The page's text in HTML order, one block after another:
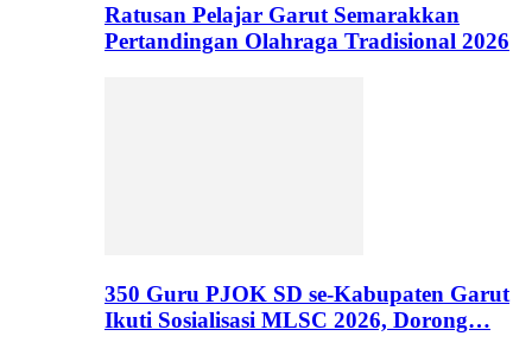
Ratusan Pelajar Garut Semarakkan
Pertandingan Olahraga Tradisional 2026
350 Guru PJOK SD se-Kabupaten Garut
Ikuti Sosialisasi MLSC 2026, Dorong…